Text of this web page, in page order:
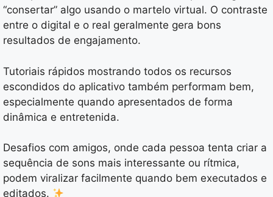
“consertar” algo usando o martelo virtual. O contraste
entre o digital e o real geralmente gera bons
resultados de engajamento.
Tutoriais rápidos mostrando todos os recursos
escondidos do aplicativo também performam bem,
especialmente quando apresentados de forma
dinâmica e entretenida.
Desafios com amigos, onde cada pessoa tenta criar a
sequência de sons mais interessante ou rítmica,
podem viralizar facilmente quando bem executados e
editados.